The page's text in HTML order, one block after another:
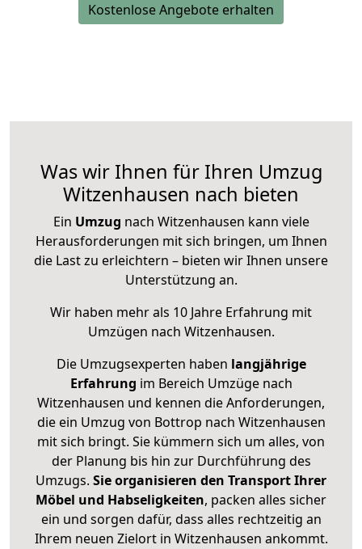
Kostenlose Angebote erhalten
Was wir Ihnen für Ihren Umzug
Witzenhausen nach bieten
Ein Umzug nach Witzenhausen kann viele
Herausforderungen mit sich bringen, um Ihnen
die Last zu erleichtern – bieten wir Ihnen unsere
Unterstützung an.
Wir haben mehr als 10 Jahre Erfahrung mit
Umzügen nach Witzenhausen.
Die Umzugsexperten haben langjährige
Erfahrung im Bereich Umzüge nach
Witzenhausen und kennen die Anforderungen,
die ein Umzug von Bottrop nach Witzenhausen
mit sich bringt. Sie kümmern sich um alles, von
der Planung bis hin zur Durchführung des
Umzugs. Sie organisieren den Transport Ihrer
Möbel und Habseligkeiten, packen alles sicher
ein und sorgen dafür, dass alles rechtzeitig an
Ihrem neuen Zielort in Witzenhausen ankommt.